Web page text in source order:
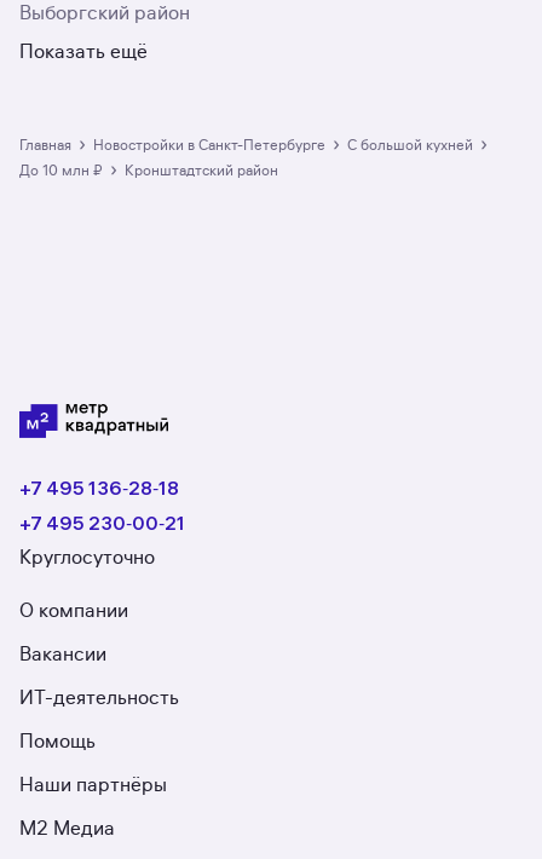
Выборгский район
Показать ещё
Главная › Новостройки в Санкт-Петербурге › с большой кухней ›
до 10 млн ₽ › Кронштадтский район
+7 495 136‑28‑18
+7 495 230‑00‑21
Круглосуточно
О компании
Вакансии
ИТ-деятельность
Помощь
Наши партнёры
М2 Медиа